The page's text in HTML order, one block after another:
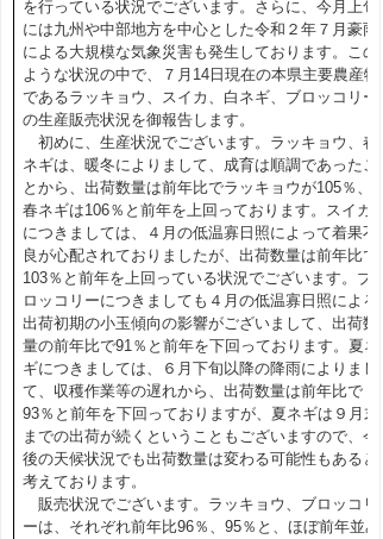
を行っている状況でございます。さらに、今月上旬
には九州や中部地方を中心とした令和２年７月豪雨
による大規模な気象災害も発生しております。この
ような状況の中で、７月14日現在の本県主要農産物
であるラッキョウ、スイカ、白ネギ、ブロッコリー
の生産販売状況を御報告します。
初めに、生産状況でございます。ラッキョウ、春
ネギは、暖冬によりまして、成育は順調であったこ
とから、出荷数量は前年比でラッキョウが105％、
春ネギは106％と前年を上回っております。スイカ
につきましては、４月の低温寡日照によって着果不
良が心配されておりましたが、出荷数量は前年比で
103％と前年を上回っている状況でございます。ブ
ロッコリーにつきましても４月の低温寡日照による
出荷初期の小玉傾向の影響がございまして、出荷数
量の前年比で91％と前年を下回っております。夏ネ
ギにつきましては、６月下旬以降の降雨によりまし
て、収穫作業等の遅れから、出荷数量は前年比で
93％と前年を下回っておりますが、夏ネギは９月末
までの出荷が続くということもございますので、今
後の天候状況でも出荷数量は変わる可能性もあると
考えております。
販売状況でございます。ラッキョウ、ブロッコリ
ーは、それぞれ前年比96％、95％と、ほぼ前年並み